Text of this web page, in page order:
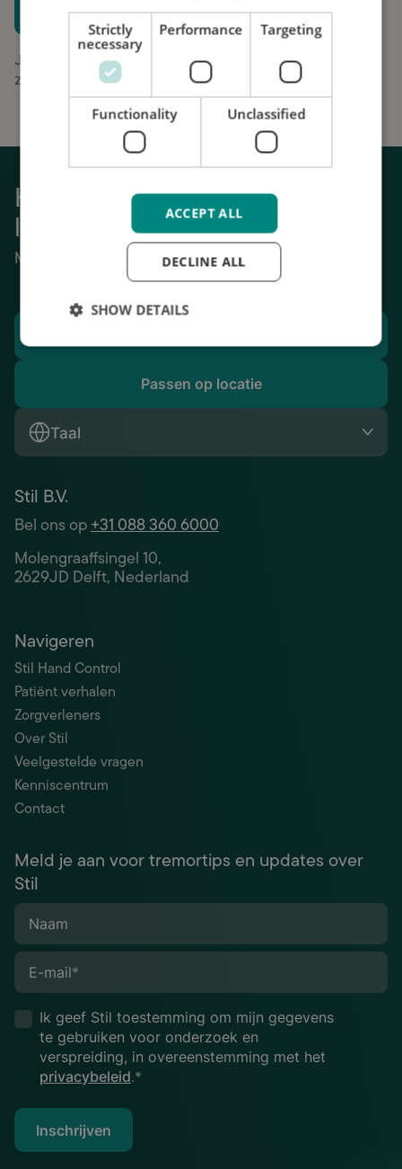
Plan een proefpassing
Houd me op de hoogte
Jouw aanvraag is gratis en vrijblijvend. Wij gaan
zorgvuldig om met uw gegevens.
Krijg weer grip op het dagelijks
leven
Mechanische stabilisatie van tremor.
Passen op locatie
Taal
Stil B.V.
Bel ons op+31 088 360 6000
Molengraaffsingel 10,
2629JD Delft, Nederland
Navigeren
Stil Hand Control
Patiënt verhalen
Zorgverleners
Over Stil
Veelgestelde vragen
Kenniscentrum
Contact
Meld je aan voor tremortips en updates over
Stil
Naam
E-mail*
Ik geef Stil toestemming om mijn gegevens
te gebruiken voor onderzoek en
verspreiding, in overeenstemming met het
privacybeleid.*
Inschrijven
Strictly
necessary
Performance Targeting
Functionality Unclassified
ACCEPT ALL
DECLINE ALL
SHOW DETAILS